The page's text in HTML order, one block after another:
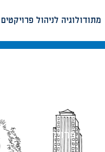
מתודולוגיה לניהול פרויקטים
פרויקטים